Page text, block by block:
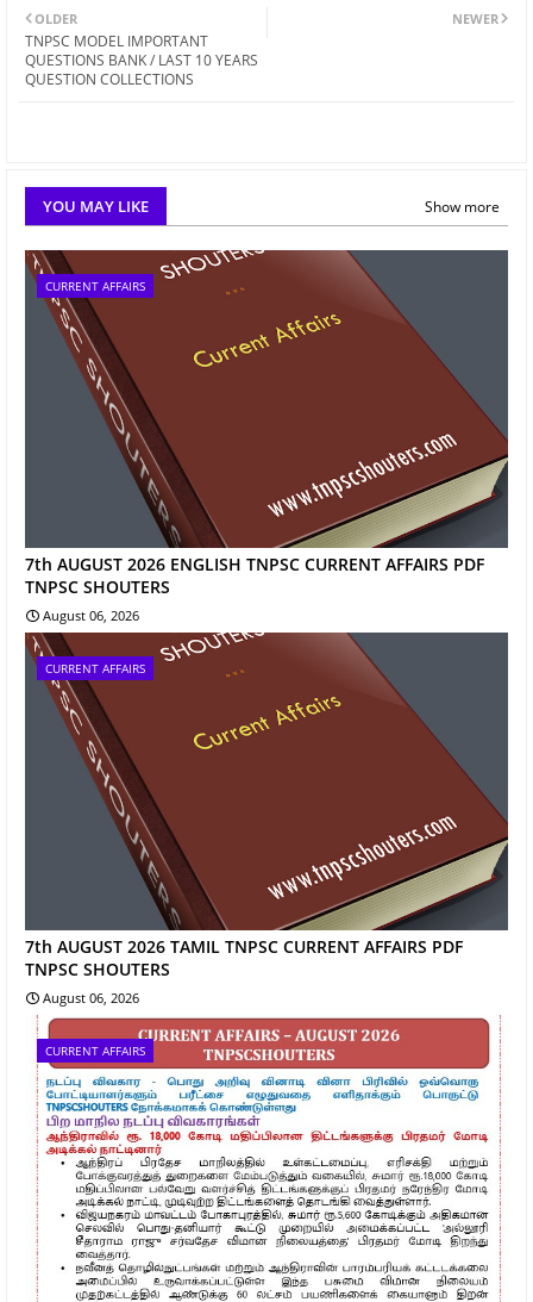
NEWER
OLDER
TNPSC MODEL IMPORTANT
QUESTIONS BANK / LAST 10 YEARS
QUESTION COLLECTIONS
YOU MAY LIKE Show more
CURRENT AFFAIRS
7th AUGUST 2026 ENGLISH TNPSC CURRENT AFFAIRS PDF
TNPSC SHOUTERS
August 06, 2026
CURRENT AFFAIRS
7th AUGUST 2026 TAMIL TNPSC CURRENT AFFAIRS PDF
TNPSC SHOUTERS
August 06, 2026
CURRENT AFFAIRS